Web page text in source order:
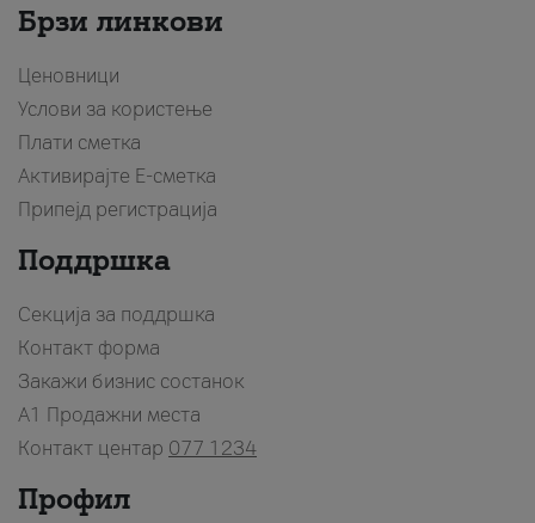
Брзи линкови
Ценовници
Услови за користење
Плати сметка
Активирајте Е-сметка
Припејд регистрација
Поддршка
Секција за поддршка
Контакт форма
Закажи бизнис состанок
A1 Продажни места
Контакт центар 077 1234
Профил